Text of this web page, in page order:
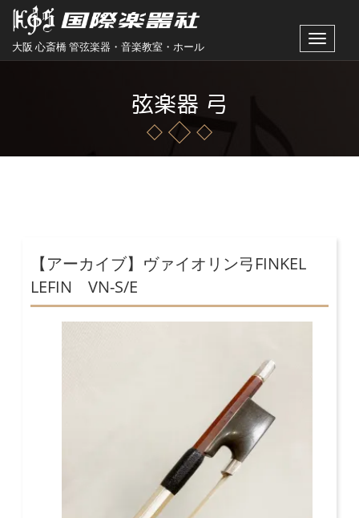
大阪 心斎橋 管弦楽器・音楽教室・ホール
Toggle
弦楽器 弓
【アーカイブ】ヴァイオリン弓FINKEL
LEFIN VN-S/E